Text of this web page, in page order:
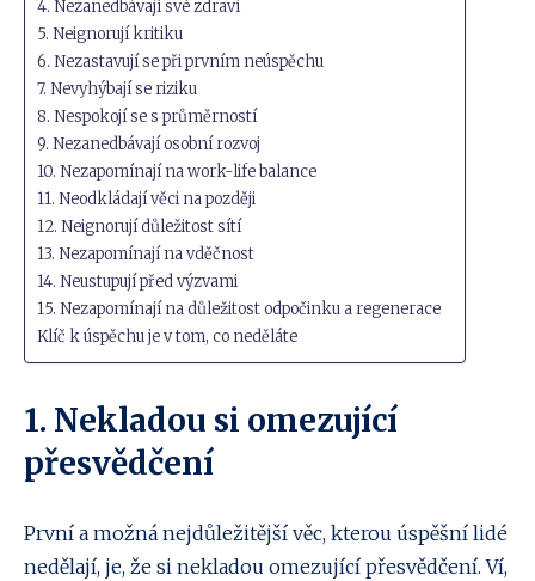
4. Nezanedbávají své zdraví
5. Neignorují kritiku
6. Nezastavují se při prvním neúspěchu
7. Nevyhýbají se riziku
8. Nespokojí se s průměrností
9. Nezanedbávají osobní rozvoj
10. Nezapomínají na work-life balance
11. Neodkládají věci na později
12. Neignorují důležitost sítí
13. Nezapomínají na vděčnost
14. Neustupují před výzvami
15. Nezapomínají na důležitost odpočinku a regenerace
Klíč k úspěchu je v tom, co neděláte
1. Nekladou si omezující
přesvědčení
První a možná nejdůležitější věc, kterou úspěšní lidé
nedělají, je, že si nekladou omezující přesvědčení. Ví,